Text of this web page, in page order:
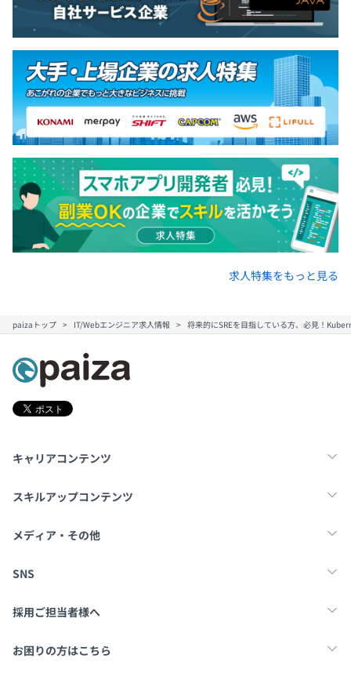
■ ゼネラリスト
幅広い知識を活かして、多様な業務に対応するキャリアで
す。組織内で異なる分野を横断しながら組織を支えるポジ
ションです。
会社全体は60名程度です。
【受託開発】
・Kubernetes基盤開発・運用チーム
・インフラリファクタリング・IaCチーム
・Kubernetes上で動くアプリケーションの開発・運用保
・Androidアプリ・OSの構成管理ツール ( Golang,
・製品検査システム ( TypeScript, Next.js ) 開発チーム
・Kubernetes以外で動くアプリケーションの運用保守チ
ーム
・ITヘルプデスクチーム
【自社開発】
・監視チーム
スクラム開発を実施しています。
求人特集をもっと見る
paizaトップ IT/Webエンジニア求人情報 将来的にSREを目指している方、必見！
キャリアコンテンツ
転職・キャリア
スキルアップコンテンツ
学習
メディア・その他
Tech Team Journal
SNS
X
採用ご担当者様へ
採用・教育をお考えの企業様へ
お困りの方はこちら